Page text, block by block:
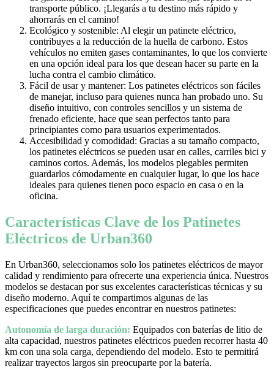
transporte público. ¡Llegarás a tu destino más rápido y
ahorrarás en el camino!
Ecológico y sostenible: Al elegir un patinete eléctrico,
contribuyes a la reducción de la huella de carbono. Estos
vehículos no emiten gases contaminantes, lo que los convierte
en una opción ideal para los que desean hacer su parte en la
lucha contra el cambio climático.
Fácil de usar y mantener: Los patinetes eléctricos son fáciles
de manejar, incluso para quienes nunca han probado uno. Su
diseño intuitivo, con controles sencillos y un sistema de
frenado eficiente, hace que sean perfectos tanto para
principiantes como para usuarios experimentados.
Accesibilidad y comodidad: Gracias a su tamaño compacto,
los patinetes eléctricos se pueden usar en calles, carriles bici y
caminos cortos. Además, los modelos plegables permiten
guardarlos cómodamente en cualquier lugar, lo que los hace
ideales para quienes tienen poco espacio en casa o en la
oficina.
Características Clave de los Patinetes
Eléctricos de Urban360
En Urban360, seleccionamos solo los patinetes eléctricos de mayor
calidad y rendimiento para ofrecerte una experiencia única. Nuestros
modelos se destacan por sus excelentes características técnicas y su
diseño moderno. Aquí te compartimos algunas de las
especificaciones que puedes encontrar en nuestros patinetes:
Autonomía de larga duración: Equipados con baterías de litio de
alta capacidad, nuestros patinetes eléctricos pueden recorrer hasta 40
km con una sola carga, dependiendo del modelo. Esto te permitirá
realizar trayectos largos sin preocuparte por la batería.